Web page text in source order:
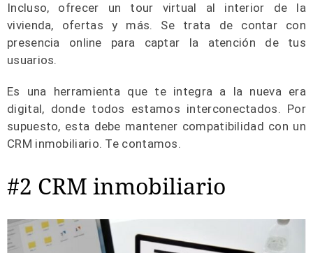
Incluso, ofrecer un tour virtual al interior de la
vivienda, ofertas y más. Se trata de contar con
presencia online para captar la atención de tus
usuarios.
Es una herramienta que te integra a la nueva era
digital, donde todos estamos interconectados. Por
supuesto, esta debe mantener compatibilidad con un
CRM inmobiliario. Te contamos.
#2 CRM inmobiliario